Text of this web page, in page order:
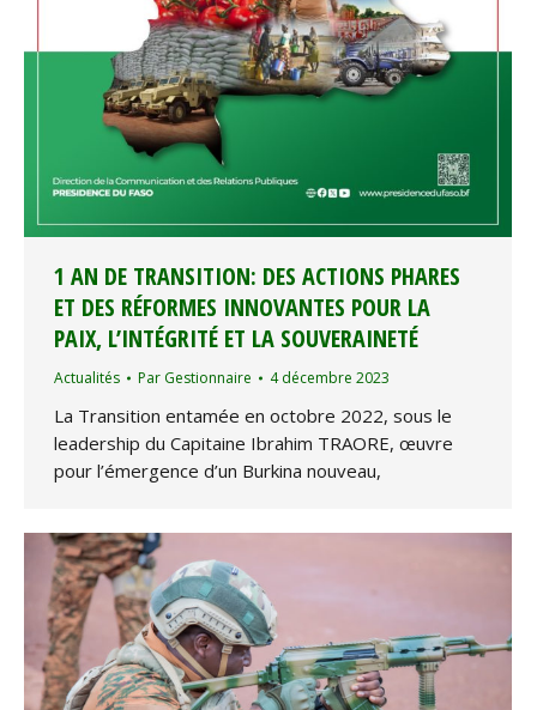
1 AN DE TRANSITION: DES ACTIONS PHARES
ET DES RÉFORMES INNOVANTES POUR LA
PAIX, L’INTÉGRITÉ ET LA SOUVERAINETÉ
Actualités Par Gestionnaire 4 décembre 2023
La Transition entamée en octobre 2022, sous le
leadership du Capitaine Ibrahim TRAORE, œuvre
pour l’émergence d’un Burkina nouveau,